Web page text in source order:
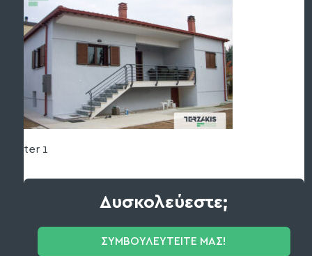
ter 1
Δυσκολεύεστε;
ΣΥΜΒΟΥΛΕΥΤΕΙΤΕ ΜΑΣ!